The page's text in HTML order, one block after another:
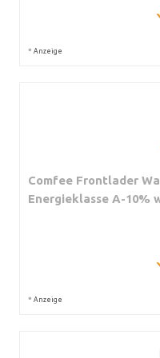
* Anzeige
Comfee Frontlader
Energieklasse A-10%
* Anzeige